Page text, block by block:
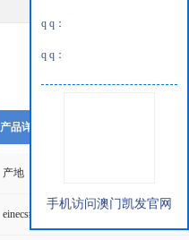
产品详细说明
产地
einecs编号
q q：
q q：
手机访问澳门凯发官网